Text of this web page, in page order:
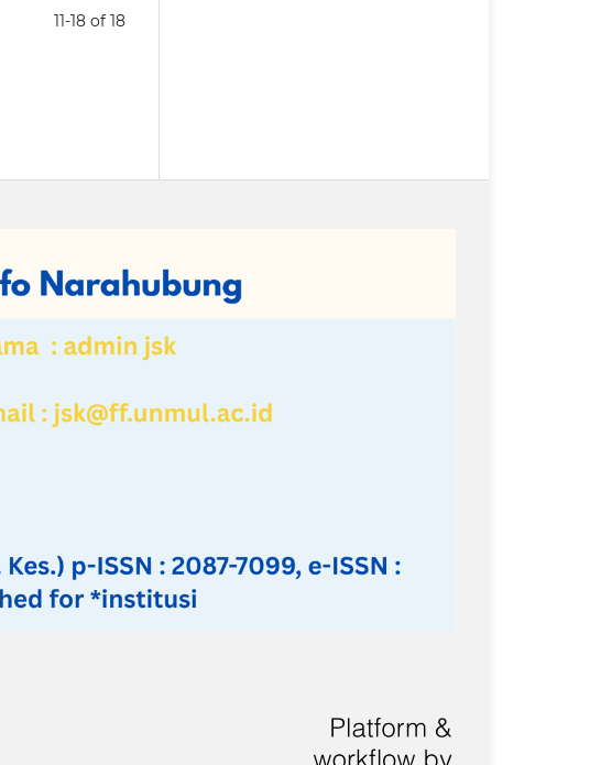
11-18 of 18